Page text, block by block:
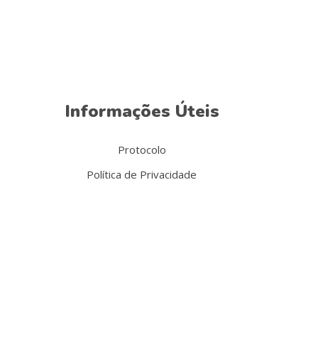
Informações Úteis
Protocolo
Política de Privacidade